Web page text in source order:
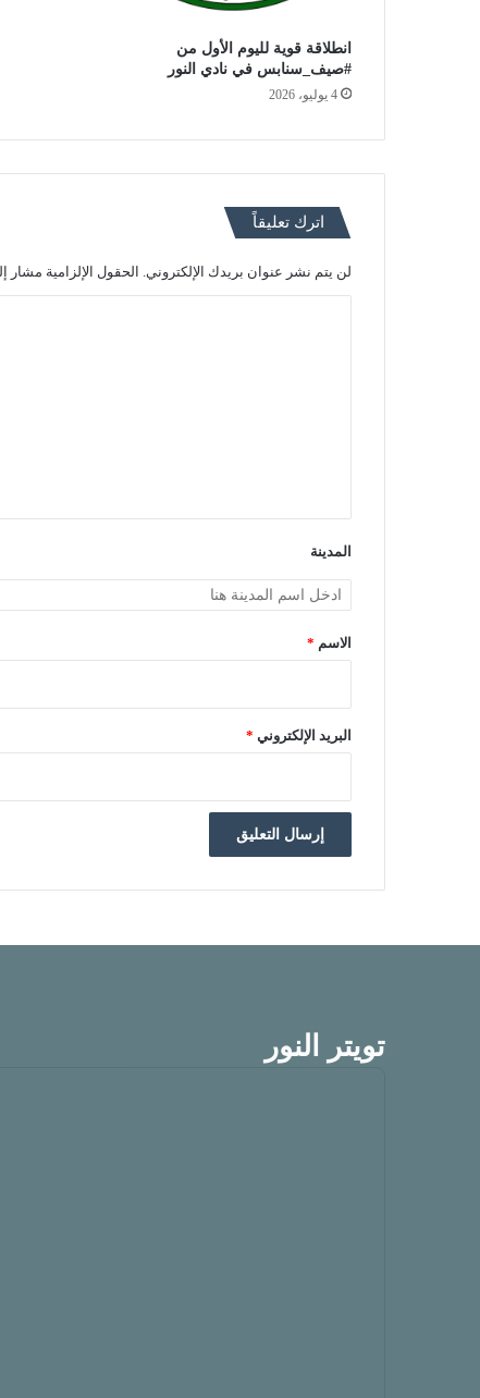
انطلاقة قوية لليوم الأول من
#صيف_سنابس في نادي النور
4 يوليو، 2026
اترك تعليقاً
لن يتم نشر عنوان بريدك الإلكتروني. الحقول الإلزامية مشار
المدينة
الاسم *
البريد الإلكتروني *
تويتر النور